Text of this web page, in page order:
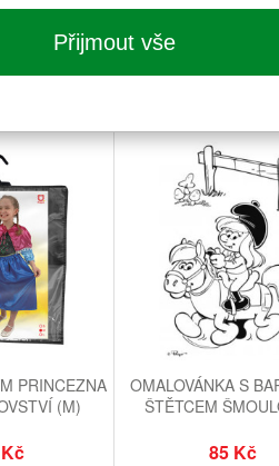
PRINCEZNA
(M)
OMALOVÁNKA S
ŠTĚTCEM
85 Kč
Přijmout vše